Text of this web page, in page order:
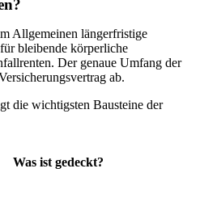
Allgemeinen längerfristige
bleibende körperliche
Der genaue Umfang der
ab.
die wichtigsten Bausteine der
Was ist gedeckt?